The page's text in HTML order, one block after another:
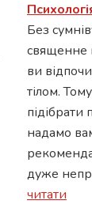
Без
священне
ви
тілом.
підібрати
надамо
дуже
читати